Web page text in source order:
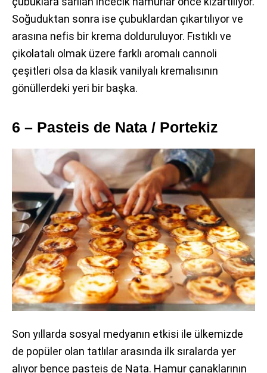
Soğuduktan sonra ise çubuklardan çıkartılıyor ve
arasına nefis bir krema dolduruluyor. Fıstıklı ve
çikolatalı olmak üzere farklı aromalı cannoli
çeşitleri olsa da klasik vanilyalı kremalısının
gönüllerdeki yeri bir başka.
6 – Pasteis de Nata / Portekiz
Son yıllarda sosyal medyanın etkisi ile ülkemizde
de popüler olan tatlılar arasında ilk sıralarda yer
alıyor bence pasteis de Nata. Hamur çanaklarının